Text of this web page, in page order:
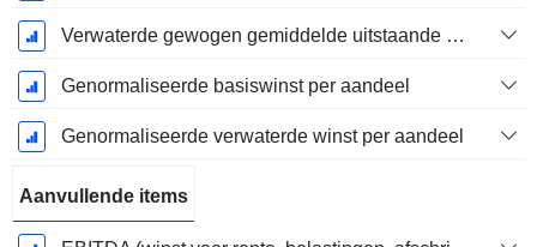
Verwaterde gewogen gemiddelde uitstaande aandelen
Genormaliseerde basiswinst per aandeel
Genormaliseerde verwaterde winst per aandeel
Aanvullende items